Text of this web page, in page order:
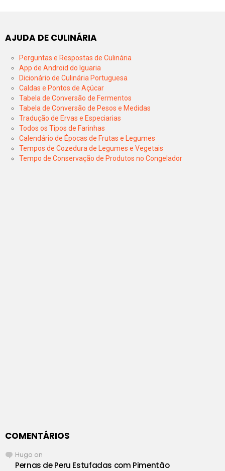
AJUDA DE CULINÁRIA
Perguntas e Respostas de Culinária
App de Android do Iguaria
Dicionário de Culinária Portuguesa
Caldas e Pontos de Açúcar
Tabela de Conversão de Fermentos
Tabela de Conversão de Pesos e Medidas
Tradução de Ervas e Especiarias
Todos os Tipos de Farinhas
Calendário de Épocas de Frutas e Legumes
Tempos de Cozedura de Legumes e Vegetais
Tempo de Conservação de Produtos no Congelador
COMENTÁRIOS
Hugo on
Pernas de Peru Estufadas com Pimentão